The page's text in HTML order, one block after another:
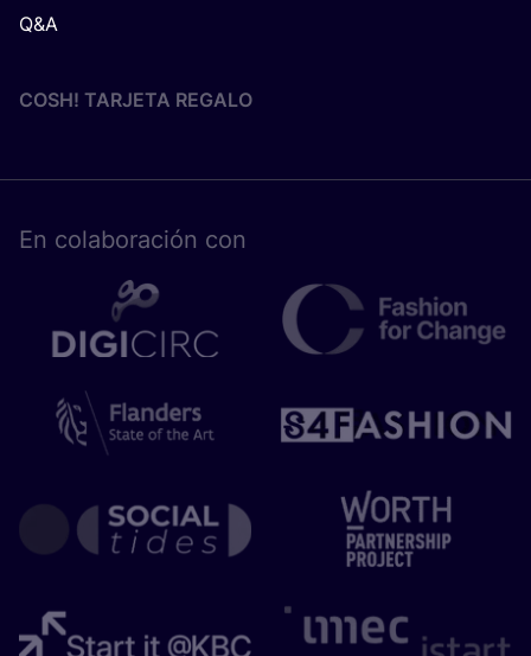
Q&A
COSH! TARJETA REGALO
En cola­bo­ra­ción con